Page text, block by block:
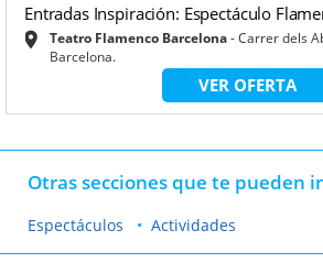
Entradas Inspiración: Espectáculo
Teatro Flamenco Barcelona Carrer dels
Barcelona.
VER OFERTA
Otras secciones que te pueden
Espectáculos Actividades